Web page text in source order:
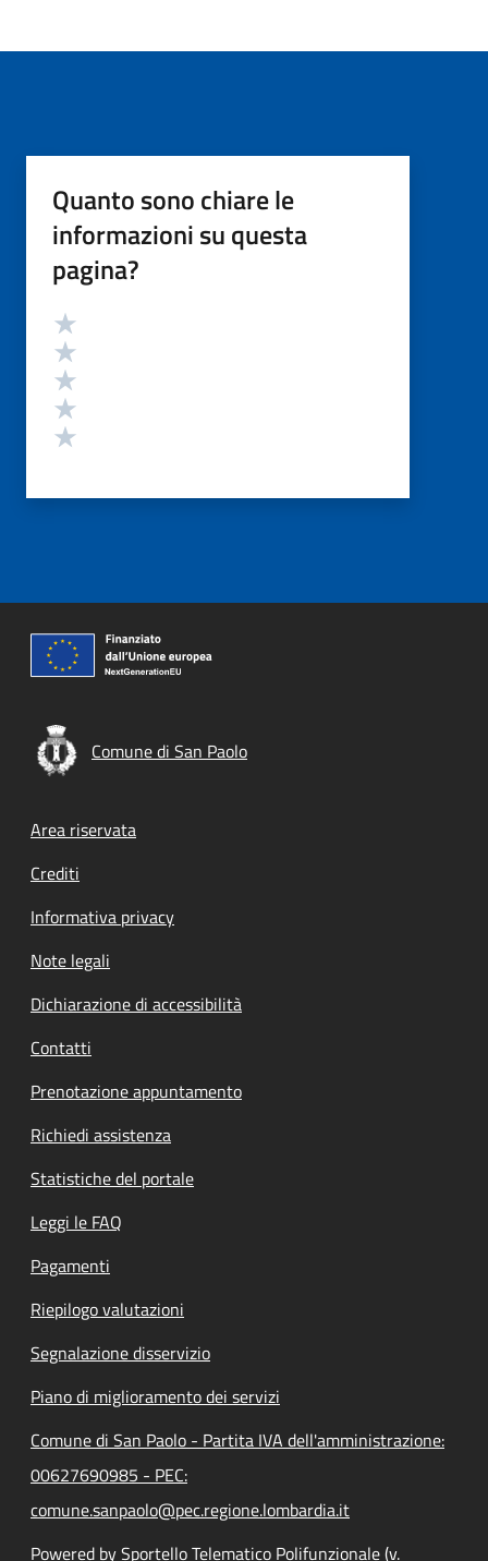
Quanto sono chiare le
informazioni su questa
pagina?
Valutazione
Comune di San Paolo
Footer menu
Area riservata
Crediti
Informativa privacy
Note legali
Dichiarazione di accessibilità
Contatti
Prenotazione appuntamento
Richiedi assistenza
Statistiche del portale
Leggi le FAQ
Pagamenti
Riepilogo valutazioni
Segnalazione disservizio
Piano di miglioramento dei servizi
Comune di San Paolo - Partita IVA dell'amministrazione:
00627690985 - PEC:
comune.sanpaolo@pec.regione.lombardia.it
Powered by Sportello Telematico Polifunzionale (v.